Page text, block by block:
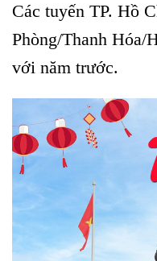
Các tuyến TP. Hồ
Phòng/Thanh Hóa/
với năm trước.